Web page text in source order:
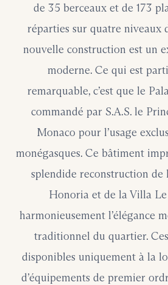
de 35 berceaux et de 173
réparties sur quatre niveaux
nouvelle construction est un
moderne. Ce qui est
remarquable, c’est que le
commandé par S.A.S. le
Monaco pour l’usage
monégasques. Ce bâtiment
splendide reconstruction de
Honoria et de la Villa
harmonieusement l’élégance
traditionnel du quartier.
disponibles uniquement à la
d’équipements de premier